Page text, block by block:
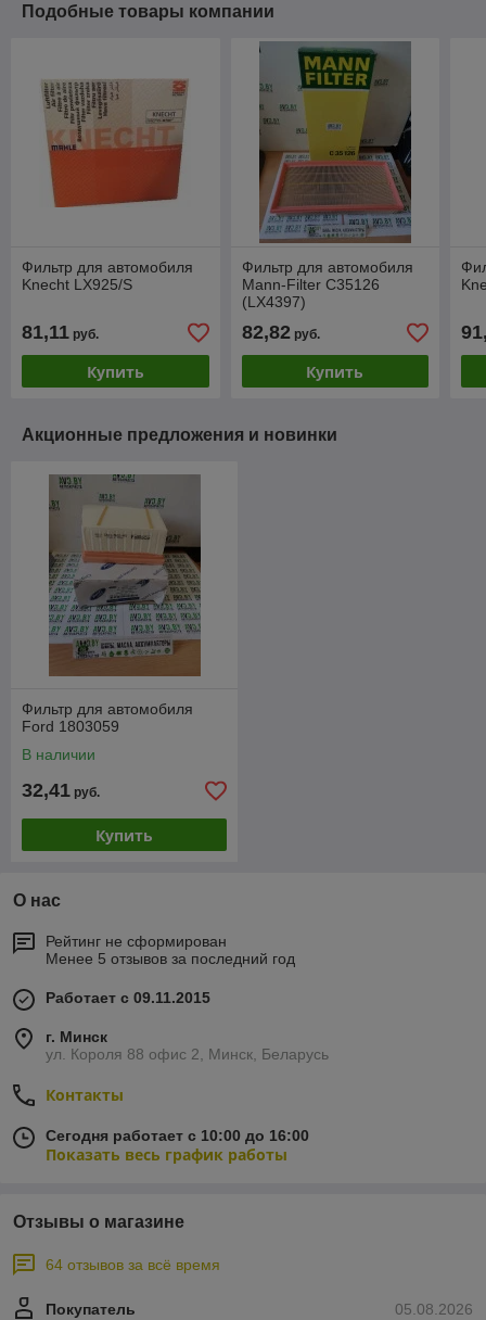
Подобные товары компании
Фильтр для автомобиля
Knecht LX925/S
81,11 руб.
Купить
Фильтр для автомобиля
Mann-Filter C35126
(LX4397)
82,82руб.
Купить
Акционные предложения и новинки
Фильтр для автомобиля
Ford 1803059
В наличии
32,41 руб.
Купить
О нас
Рейтинг не сформирован
Менее 5 отзывов за последний год
Работает с 09.11.2015
г. Минск
ул. Короля 88 офис 2, Минск, Беларусь
Контакты
Сегодня работает с 10:00 до 16:00
Показать весь график работы
Отзывы о магазине
64 отзывов за всё время
05.08.2026
Покупатель